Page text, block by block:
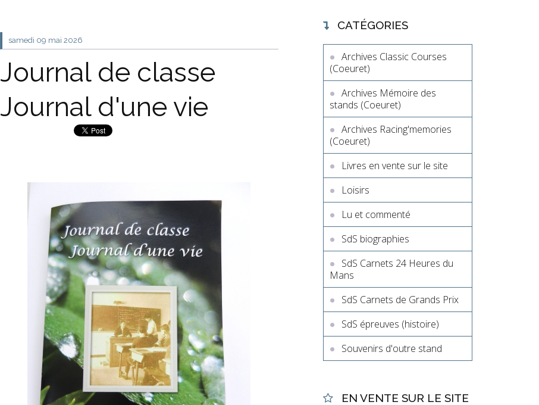
samedi 09 mai 2026
Journal de classe
Journal d'une vie
CATÉGORIES
Archives Classic Courses
(Coeuret)
Archives Mémoire des
stands (Coeuret)
Archives Racing'memories
(Coeuret)
Livres en vente sur le site
Loisirs
Lu et commenté
SdS biographies
SdS Carnets 24 Heures du
Mans
SdS Carnets de Grands Prix
SdS épreuves (histoire)
Souvenirs d'outre stand
EN VENTE SUR LE SITE